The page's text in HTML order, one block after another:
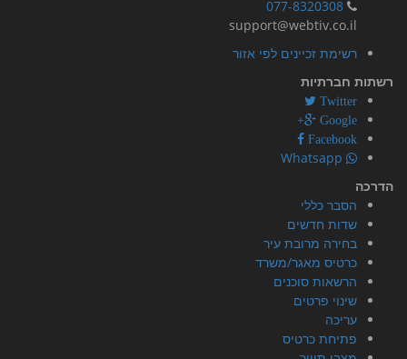
support@webtiv.co.il
רשימת זכיינים לפי אזור
רשתות חברתיות
Twitter
Google+
Facebook
הדרכה
הסבר כללי
שדות חדשים
בחירה מרובת עיר
כרטיס מאגר/משרד
הרשאות סוכנים
שינוי פרטים
עריכה
פתיחת כרטיס